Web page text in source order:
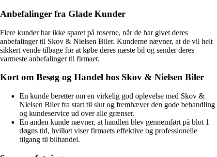
Anbefalinger fra Glade Kunder
Flere kunder har ikke sparet på roserne, når de har givet deres
anbefalinger til Skov & Nielsen Biler. Kunderne nævner, at de vil helt
sikkert vende tilbage for at købe deres næste bil og sender deres
varmeste anbefalinger til firmaet.
Kort om Besøg og Handel hos Skov & Nielsen Biler
En kunde beretter om en virkelig god oplevelse med Skov &
Nielsen Biler fra start til slut og fremhæver den gode behandling
og kundeservice ud over alle grænser.
En anden kunde nævner, at handlen blev gennemført på blot 1
døgns tid, hvilket viser firmaets effektive og professionelle
tilgang til bilhandel.